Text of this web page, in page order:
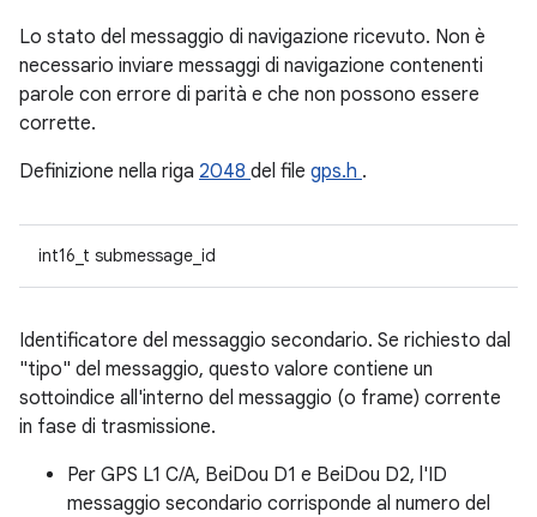
Lo stato del messaggio di navigazione ricevuto. Non è
necessario inviare messaggi di navigazione contenenti
parole con errore di parità e che non possono essere
corrette.
Definizione nella riga 2048 del file gps.h .
int16_t submessage_id
Identificatore del messaggio secondario. Se richiesto dal
"tipo" del messaggio, questo valore contiene un
sottoindice all'interno del messaggio (o frame) corrente
in fase di trasmissione.
Per GPS L1 C/A, BeiDou D1 e BeiDou D2, l'ID
messaggio secondario corrisponde al numero del